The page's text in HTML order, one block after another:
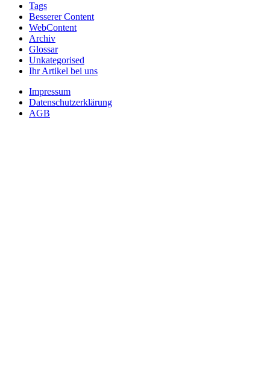
Tags
Besserer Content
WebContent
Archiv
Glossar
Unkategorised
Ihr Artikel bei uns
Impressum
Datenschutzerklärung
AGB